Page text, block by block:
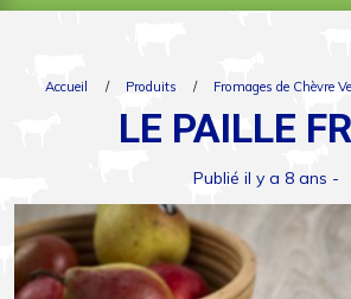
Accueil / Produits / Fromages de Chèvre
LE PAILLE
Publié il y a 8 ans -